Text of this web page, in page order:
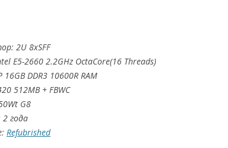
2660,
2U 8xSFF
E5-2660 2.2GHz OctaCore(16 Threads)
16GB DDR3 10600R RAM
512MB + FBWC
G8
года
Refubrished